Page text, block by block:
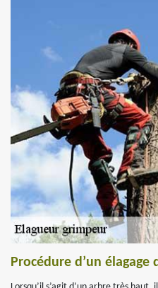
Procédure d’un élagage